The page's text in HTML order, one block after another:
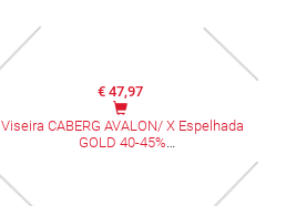
€ 47,97
Viseira CABERG AVALON/ X Espelhada
GOLD 40-45%